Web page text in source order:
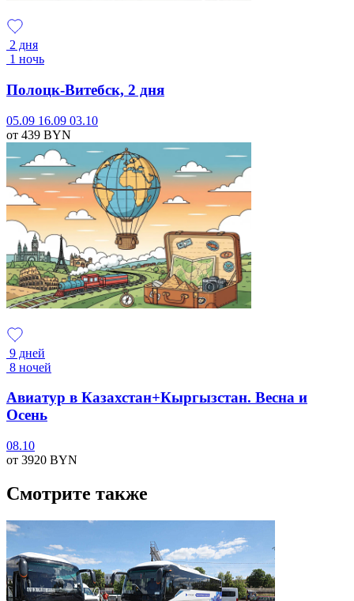
2 дня
1 ночь
Полоцк-Витебск, 2 дня
05.09 16.09 03.10
от 439 BYN
9 дней
8 ночей
Авиатур в Казахстан+Кыргызстан. Весна и
Осень
08.10
от 3920 BYN
Смотрите также